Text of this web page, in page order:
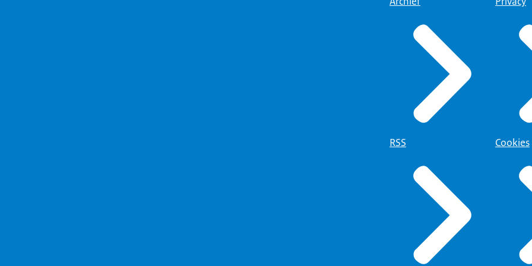
RSS Cookies